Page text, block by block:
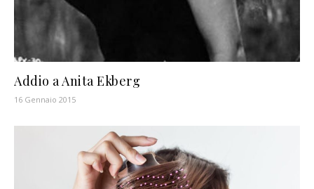
Addio a Anita Ekberg
16 Gennaio 2015